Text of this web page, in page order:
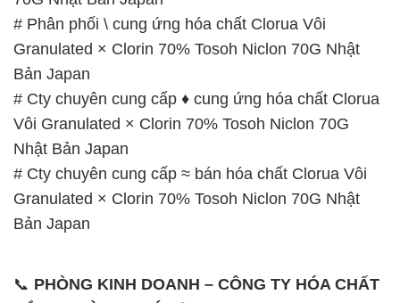
Vôi Granulated × Clorin 70% Tosoh Niclon 70G
Nhật Bản Japan
# Cty chuyên cung cấp ≈ bán hóa chất Clorua Vôi
Granulated × Clorin 70% Tosoh Niclon 70G Nhật
Bản Japan
📞PHÒNG KINH DOANH – CÔNG TY HÓA CHẤT
ĐẮC TRƯỜNG PHÁT🌐
🌐 Website: https://hoachatdetnhuom.com/
– 0933.920.505 – 028.3504.5555